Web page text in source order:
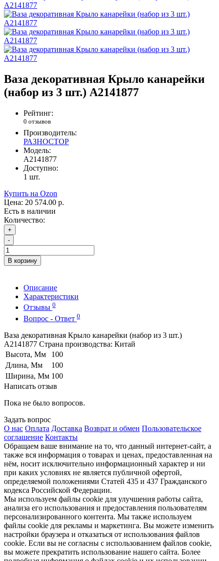
Ваза декоративная Крыло канарейки
(набор из 3 шт.) A2141877
Рейтинг:
0 отзывов
Производитель:
РАЗНОСТОР
Модель:
A2141877
Доступно:
1 шт.
Купить на Ozon
Цена: 20 574.00 р.
Есть в наличии
Количество:
+
-
В корзину
Описание
Характеристики
Отзывы 0
Вопрос - Ответ 0
Ваза декоративная Крыло канарейки (набор из 3 шт.)
A2141877 Страна производства: Китай
Высота, Мм
100
Длина, Мм
100
Ширина, Мм 100
Написать отзыв
Пока не было вопросов.
Задать вопрос
О нас Оплата Доставка Возврат и обмен Пользовательское
соглашение Контакты
Обращаем ваше внимание на то, что данный интернет-сайт, а
также вся информация о товарах и ценах, предоставленная на
нём, носит исключительно информационный характер и ни
при каких условиях не является публичной офертой,
определяемой положениями Статей 435 и 437 Гражданского
кодекса Российской Федерации.
Мы используем файлы cookie для улучшения работы сайта,
анализа его использования и предоставления пользователям
персонализированного контента. Мы также используем
файлы cookie для рекламы и маркетинга. Вы можете изменить
настройки браузера и отказаться от использования файлов
cookie. Если вы не согласны с использованием файлов cookie,
вы можете прекратить использование нашего сайта. Более